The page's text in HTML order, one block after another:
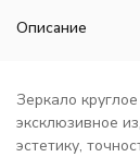
Описание
Зеркало
эксклюзивное
эстетику,